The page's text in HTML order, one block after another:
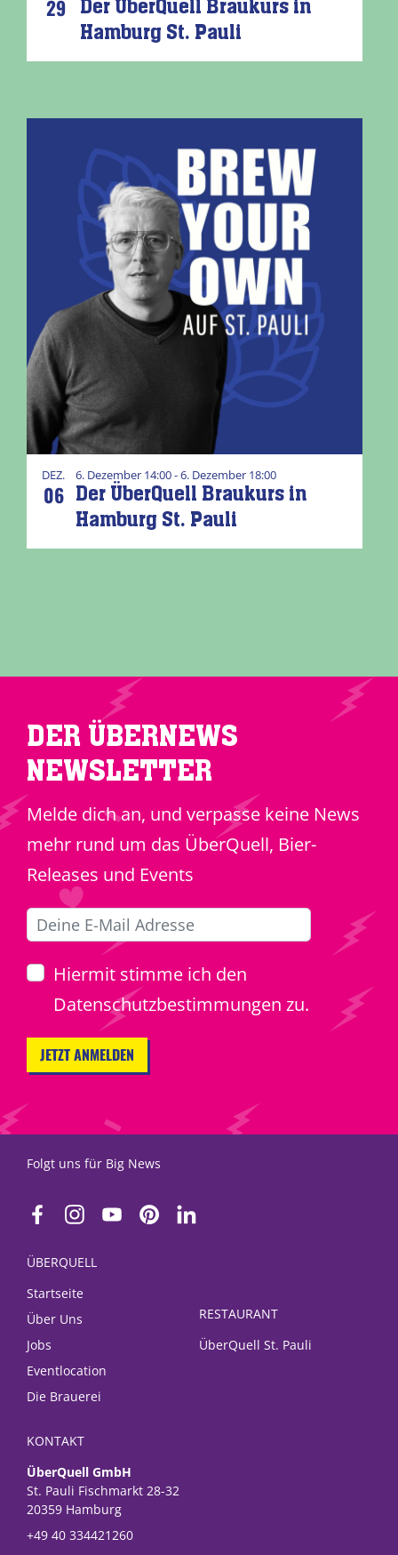
29
Der ÜberQuell Braukurs in
Hamburg St. Pauli
DEZ.
06
6. Dezember 14:00 - 6. Dezember 18:00
Der ÜberQuell Braukurs in
Hamburg St. Pauli
DER ÜBERNEWS
NEWSLETTER
Melde dich an, und verpasse keine News
mehr rund um das ÜberQuell, Bier-
Releases und Events
Hiermit stimme ich den
Datenschutzbestimmungen zu.
Folgt uns für Big News
ÜBERQUELL
Startseite
Über Uns
Jobs
Eventlocation
Die Brauerei
RESTAURANT
ÜberQuell St. Pauli
KONTAKT
ÜberQuell GmbH
St. Pauli Fischmarkt 28-32
20359 Hamburg
+49 40 334421260